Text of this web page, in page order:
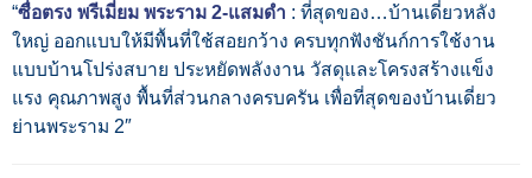
“ซื่อตรง พรีเมี่ยม พระราม 2-แสมดำ : ที่สุดของ…บ้านเดี่ยวหลัง
ใหญ่ ออกแบบให้มีพื้นที่ใช้สอยกว้าง ครบทุกฟังชันก์การใช้งาน
แบบบ้านโปร่งสบาย ประหยัดพลังงาน วัสดุและโครงสร้างแข็ง
แรง คุณภาพสูง พื้นที่ส่วนกลางครบครัน เพื่อที่สุดของบ้านเดี่ยว
ย่านพระราม 2″